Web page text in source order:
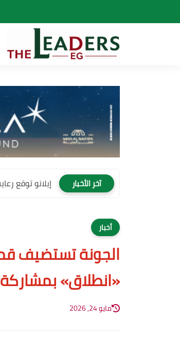
آخر الأخبار إيلانو توقع رعاية
أخبار
«انطلاق» بمشاركة 500 خبير ومستثمر
مايو 24, 2026